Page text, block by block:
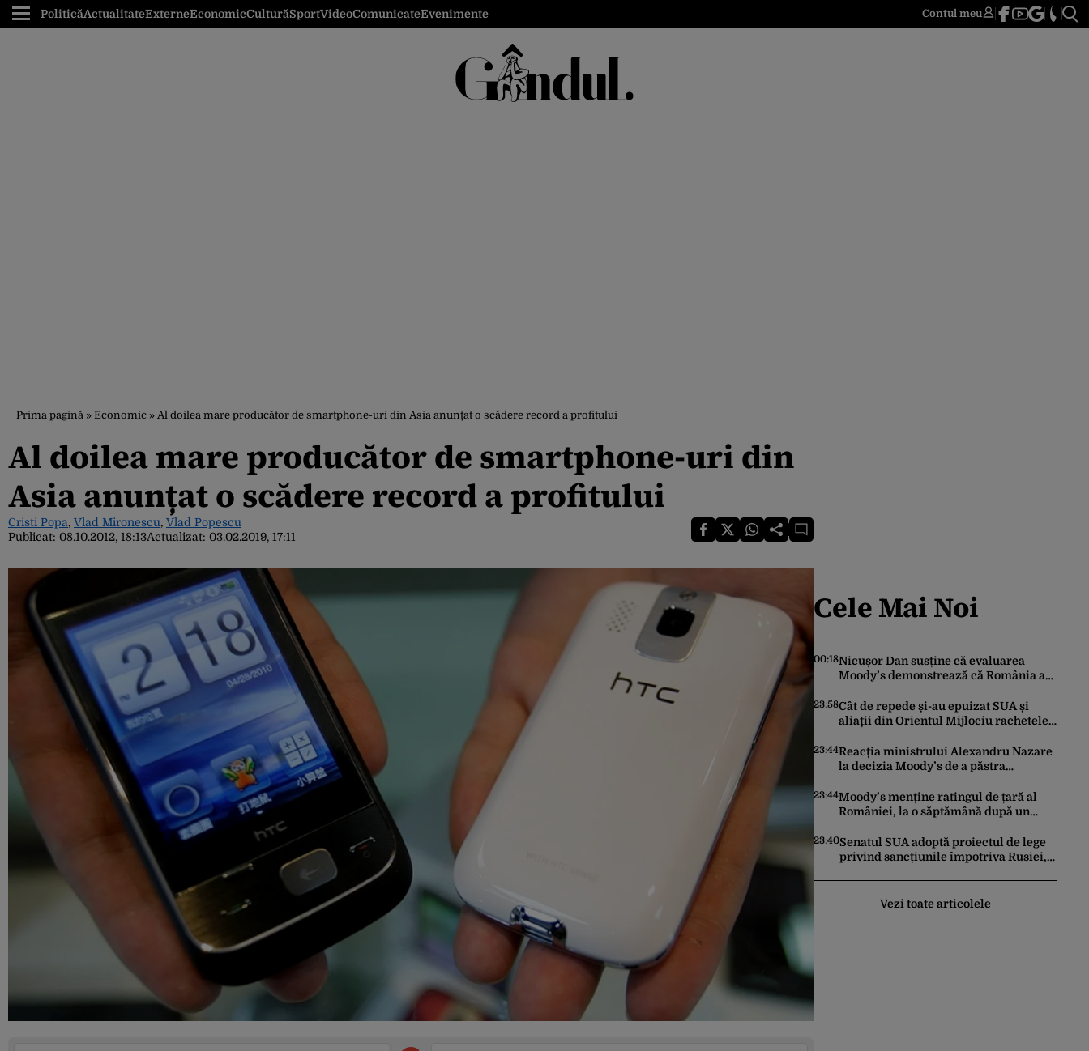
PoliticăActualitateExterneEconomicCulturăSportVideoComunicateEvenimente Contul meu
Prima pagină » Economic » Al doilea mare producător de smartphone-uri din Asia anunțat o scădere record a profitului
Al doilea mare producător de smartphone-uri din
Asia anunțat o scădere record a profitului
Cristi Popa, Vlad Mironescu, Vlad Popescu
Publicat: 08.10.2012, 18:13Actualizat: 03.02.2019, 17:11
Cele Mai Noi
00:18Nicușor Dan susține că evaluarea
Moody’s demonstrează că România a
încrederea investitorilor: „Totuși,
perspectiva rămâne rezervată”
23:58Cât de repede și-au epuizat SUA și
aliații din Orientul Mijlociu rachetele
23:44Reacția ministrului Alexandru Nazare
la decizia Moody’s de a păstra
„Este un răgaz, dar în niciun caz un
motiv de relaxare”
23:44Moody’s menține ratingul de țară al
României, la o săptămână după un
unui guvern cu puteri depline,
principala vulnerabilitate din raport
23:40Senatul SUA adoptă proiectul de lege
privind sancțiunile împotriva Rusiei,
Vezi toate articolele